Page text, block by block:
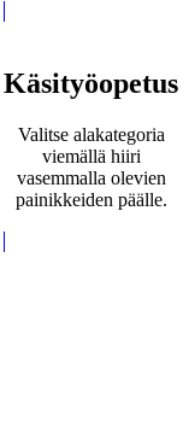
Käsityöopetus
Valitse alakategoria
viemällä hiiri
vasemmalla olevien
painikkeiden päälle.